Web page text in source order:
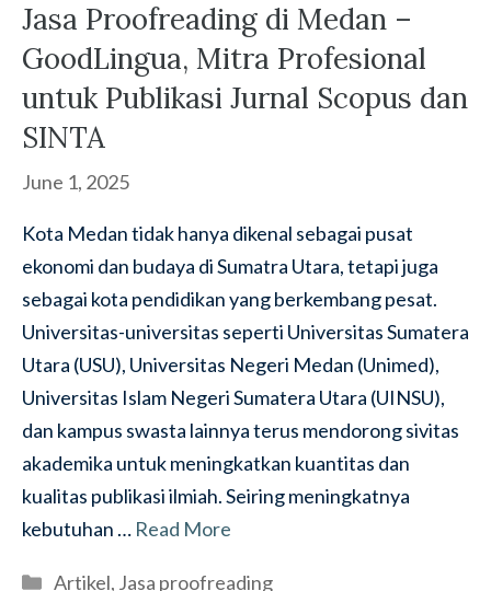
Jasa Proofreading di Medan –
GoodLingua, Mitra Profesional
untuk Publikasi Jurnal Scopus dan
SINTA
June 1, 2025
Kota Medan tidak hanya dikenal sebagai pusat
ekonomi dan budaya di Sumatra Utara, tetapi juga
sebagai kota pendidikan yang berkembang pesat.
Universitas-universitas seperti Universitas Sumatera
Utara (USU), Universitas Negeri Medan (Unimed),
Universitas Islam Negeri Sumatera Utara (UINSU),
dan kampus swasta lainnya terus mendorong sivitas
akademika untuk meningkatkan kuantitas dan
kualitas publikasi ilmiah. Seiring meningkatnya
kebutuhan … Read More
Categories
Artikel, Jasa proofreading